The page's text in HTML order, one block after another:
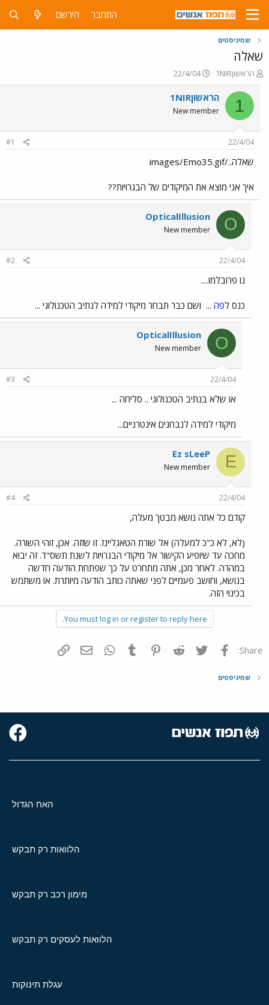
התחבר הירשם
שמיניסטים
שאלה
פ
ו
ת
ח
ה
ש
א
1NIRהראשון
פ
ו
ר
ם
ר
22/4/04
1 1NIRהראשון
New member
22/4/04
#1
שאלה../images/Emo35.gif
איך אני מוצא את המיקודים של הבגרויות??
O
OpticalIllusion
New member
22/4/04
#2
נו פרובלמו....
כנס לפה ... ושם כבר תבחר מיקודי למידה לנתיב הטכנולוגי ...
O
OpticalIllusion
New member
22/4/04
#3
או שלא בנתיב הטכנולוגי .. סליחה ...
מיקודי למידה לנבחנים אינטרניים...
E
Ez sLeeP
New member
22/4/04
#4
קודם כל אתה נושא מבטך מעלה,
(לא, לא כ"כ למעלה) אל שורת הטאגליינז. זו שזזה. אכן, זוהי השורה.
מחכה עד שיופיע הקישור אל מיקודי הבגרויות לשנת תשס"ד. זה יבוא
במהרה. לאחר מכן, אתה מתחרט על כך שפתחת הודעה חדשה
בנושא, וחושב פעמיים לפני שאתה כותב הודעה מיותרת. או משתמש
בכינוי הזה.
You must log in or register to reply here.
Share: פייסבוק Twitter
Reddit
Pinterest
Tumblr
WhatsAppדואר אלקטרוני
שמיניסטים
האח הגדול
הלוואות רק תבקש
מימון רכב רק תבקש
הלוואות לעסקים רק תבקש
עגלת תינוקות